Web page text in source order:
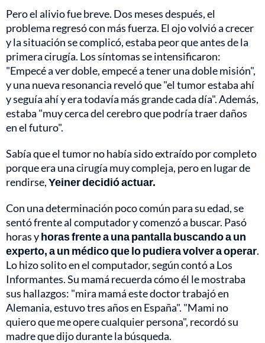
Pero el alivio fue breve. Dos meses después, el
problema regresó con más fuerza. El ojo volvió a crecer
y la situación se complicó, estaba peor que antes de la
primera cirugía. Los síntomas se intensificaron:
"Empecé a ver doble, empecé a tener una doble misión",
y una nueva resonancia reveló que "el tumor estaba ahí
y seguía ahí y era todavía más grande cada día". Además,
estaba "muy cerca del cerebro que podría traer daños
en el futuro".
Sabía que el tumor no había sido extraído por completo
porque era una cirugía muy compleja, pero en lugar de
rendirse,Yeiner decidió actuar.
Con una determinación poco común para su edad, se
sentó frente al computador y comenzó a buscar. Pasó
horas yhoras frente a una pantalla buscando a un
experto, a un médico que lo pudiera volver a operar.
Lo hizo solito en el computador, según contó a Los
Informantes. Su mamá recuerda cómo él le mostraba
sus hallazgos: "mira mamá este doctor trabajó en
Alemania, estuvo tres años en España". "Mami no
quiero que me opere cualquier persona", recordó su
madre que dijo durante la búsqueda.